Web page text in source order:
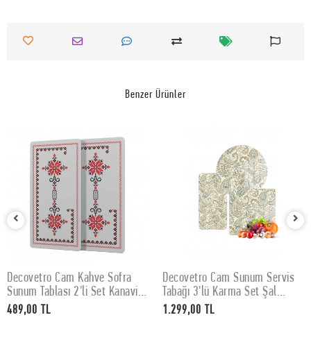
Benzer Ürünler
SEPETE EKLE
Decovetro Cam Kahve Sofra
Sunum Tablası 2'li Set Kanaviçe
Desenli 30 x 15 cm
489,00 TL
SEPETE EKLE
Decovetro Cam Sunum Servis
Tabağı 3'lü Karma Set Şal
Desenli
1.299,00 TL